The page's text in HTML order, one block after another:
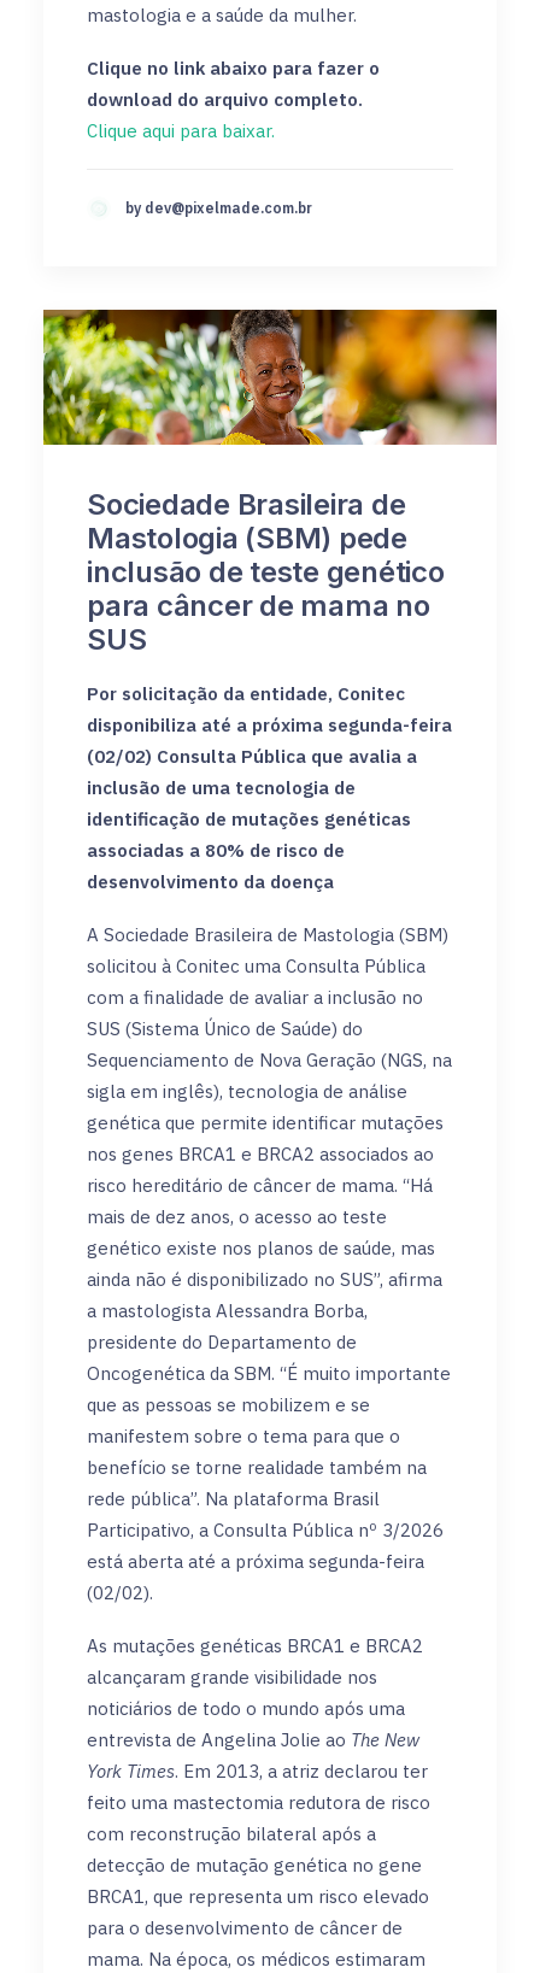
mastologia e a saúde da mulher.
Clique no link abaixo para fazer o
download do arquivo completo.
Clique aqui para baixar.
by dev@pixelmade.com.br
Sociedade Brasileira de
Mastologia (SBM) pede
inclusão de teste genético
para câncer de mama no
SUS
Por solicitação da entidade, Conitec
disponibiliza até a próxima segunda-feira
(02/02) Consulta Pública que avalia a
inclusão de uma tecnologia de
identificação de mutações genéticas
associadas a 80% de risco de
desenvolvimento da doença
A Sociedade Brasileira de Mastologia (SBM)
solicitou à Conitec uma Consulta Pública
com a finalidade de avaliar a inclusão no
SUS (Sistema Único de Saúde) do
Sequenciamento de Nova Geração (NGS, na
sigla em inglês), tecnologia de análise
genética que permite identificar mutações
nos genes BRCA1 e BRCA2 associados ao
risco hereditário de câncer de mama. “Há
mais de dez anos, o acesso ao teste
genético existe nos planos de saúde, mas
ainda não é disponibilizado no SUS”, afirma
a mastologista Alessandra Borba,
presidente do Departamento de
Oncogenética da SBM. “É muito importante
que as pessoas se mobilizem e se
manifestem sobre o tema para que o
benefício se torne realidade também na
rede pública”. Na plataforma Brasil
Participativo, a Consulta Pública nº 3/2026
está aberta até a próxima segunda-feira
(02/02).
As mutações genéticas BRCA1 e BRCA2
alcançaram grande visibilidade nos
noticiários de todo o mundo após uma
entrevista de Angelina Jolie ao The New
York Times. Em 2013, a atriz declarou ter
feito uma mastectomia redutora de risco
com reconstrução bilateral após a
detecção de mutação genética no gene
BRCA1, que representa um risco elevado
para o desenvolvimento de câncer de
mama. Na época, os médicos estimaram